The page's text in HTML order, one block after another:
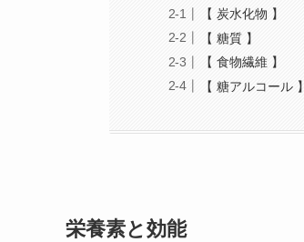
【 炭水化物 】
【 糖質 】
【 食物繊維 】
【 糖アルコール 】
栄養素と効能